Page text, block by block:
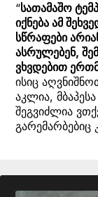
“სათამაშო
იქნება ამ
სწრაფები
ასრულებენ,
ვხვდებით
ისიც
აკლია,
შეგვიძლია
გარემარბებიც